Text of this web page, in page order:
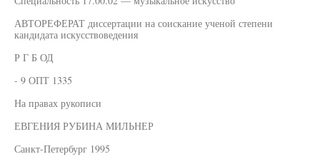
АВТОРЕФЕРАТ диссертации на соискание ученой степени
кандидата искусствоведения
Р Г Б ОД
- 9 ОПТ 1335
На правах рукописи
ЕВГЕНИЯ РУБИНА МИЛЬНЕР
Санкт-Петербург 1995